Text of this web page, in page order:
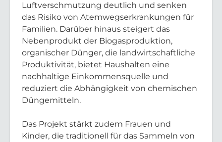
Luftverschmutzung deutlich und senken
das Risiko von Atemwegserkrankungen für
Familien. Darüber hinaus steigert das
Nebenprodukt der Biogasproduktion,
organischer Dünger, die landwirtschaftliche
Produktivität, bietet Haushalten eine
nachhaltige Einkommensquelle und
reduziert die Abhängigkeit von chemischen
Düngemitteln.
Das Projekt stärkt zudem Frauen und
Kinder, die traditionell für das Sammeln von